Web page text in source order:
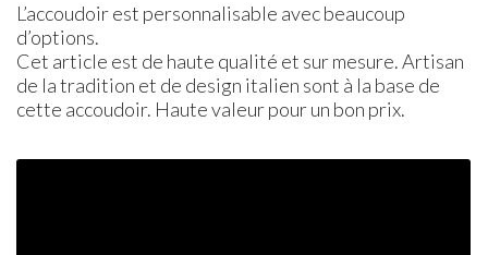
L’accoudoir est personnalisable avec beaucoup
d’options.
Cet article est de haute qualité et sur mesure. Artisan
de la tradition et de design italien sont à la base de
cette accoudoir. Haute valeur pour un bon prix.